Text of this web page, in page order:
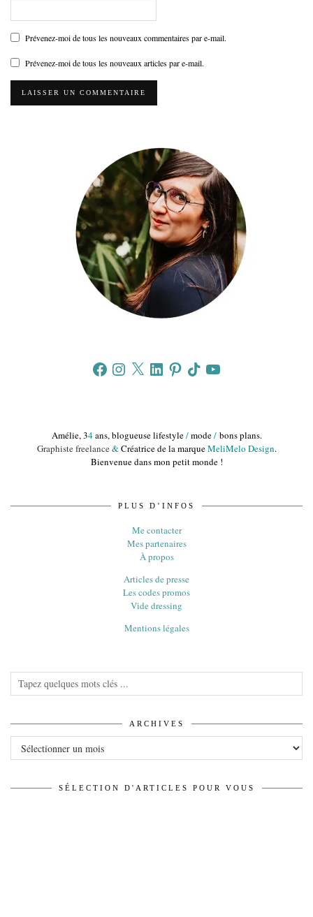
Prévenez-moi de tous les nouveaux commentaires par e-mail.
Prévenez-moi de tous les nouveaux articles par e-mail.
FacebookInstagram
X LinkedInPinterestTikTokYouTube
Amélie, 34ans, blogueuse lifestyle/mode/bons plans.
Graphiste freelance&Créatrice de la marqueMeliMelo Design.
Bienvenue dans mon petit monde !
PLUS D’INFOS
Me contacter
Mes partenaires
À propos
Articles de presse
Les codes promos
Vide dressing
Mentions légales
ARCHIVES
SÉLECTION D'ARTICLES POUR VOUS